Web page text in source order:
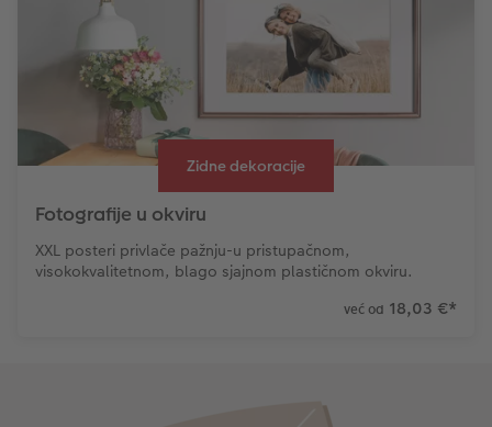
Zidne dekoracije
Fotografije u okviru
XXL posteri privlače pažnju-u pristupačnom,
visokokvalitetnom, blago sjajnom plastičnom okviru.
već od 18,03 €*